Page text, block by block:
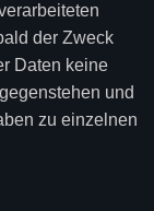
der Zweck
Daten keine
und
zu einzelnen